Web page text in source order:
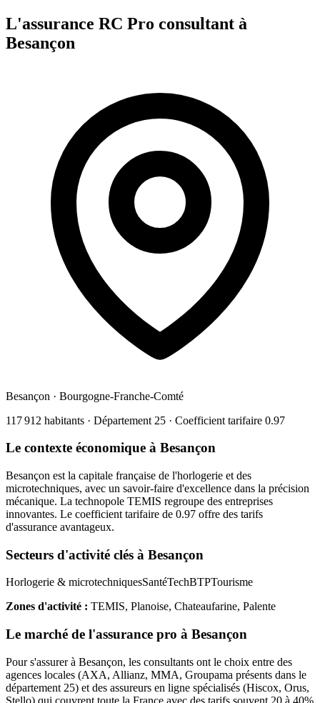
L'assurance RC Pro consultant à
Besançon
Besançon · Bourgogne-Franche-Comté
117 912 habitants · Département 25 · Coefficient tarifaire 0.97
Le contexte économique à Besançon
Besançon est la capitale française de l'horlogerie et des
microtechniques, avec un savoir-faire d'excellence dans la précision
mécanique. La technopole TEMIS regroupe des entreprises
innovantes. Le coefficient tarifaire de 0.97 offre des tarifs
d'assurance avantageux.
Secteurs d'activité clés à Besançon
Horlogerie & microtechniquesSantéTechBTPTourisme
Zones d'activité : TEMIS, Planoise, Chateaufarine, Palente
Le marché de l'assurance pro à Besançon
Pour s'assurer à Besançon, les consultants ont le choix entre des
agences locales (AXA, Allianz, MMA, Groupama présents dans le
département 25) et des assureurs en ligne spécialisés (Hiscox, Orus,
Stello) qui couvrent toute la France avec des tarifs souvent 20 à 40%